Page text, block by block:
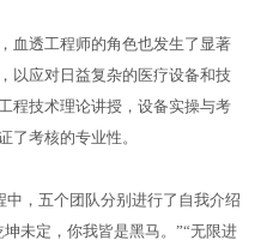
血透工程师的角色也发生了显著
以应对日益复杂的医疗设备和技
程技术理论讲授，设备实操与考
了考核的专业性。
，五个团队分别进行了自我介绍
未定，你我皆是黑马。”“无限进